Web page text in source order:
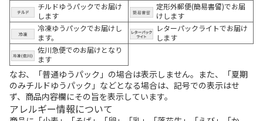
チルドゆうパックでお届け
します
定形外郵便(簡易書留)でお届
けします
冷凍ゆうパックでお届けし
ます。
レターパックライトでお届け
します
佐川急便でのお届けとなり
ます
なお、「普通ゆうパック」の場合は表示しません。また、「夏期
のみチルドゆうパック」などとなる場合は、記号での表示はせ
ず、商品内容欄にその旨を表示しています。
アレルギー情報について